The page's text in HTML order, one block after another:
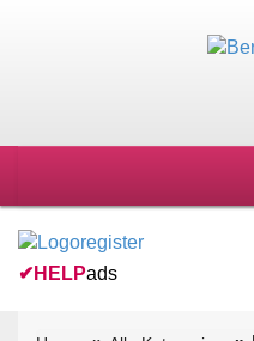
✔ HELPads